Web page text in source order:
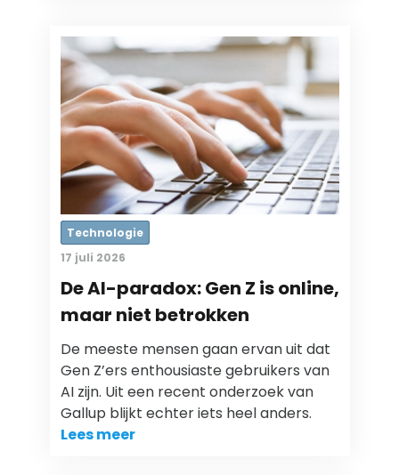
Technologie
17 juli 2026
De AI-paradox: Gen Z is online,
maar niet betrokken
De meeste mensen gaan ervan uit dat
Gen Z’ers enthousiaste gebruikers van
AI zijn. Uit een recent onderzoek van
Gallup blijkt echter iets heel anders.
Lees meer